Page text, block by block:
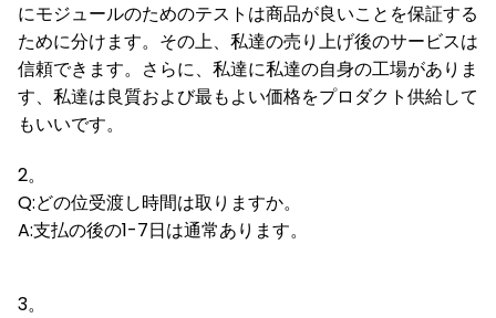
にモジュールのためのテストは商品が良いことを保証する
ために分けます。その上、私達の売り上げ後のサービスは
信頼できます。さらに、私達に私達の自身の工場がありま
す、私達は良質および最もよい価格をプロダクト供給して
もいいです。
2。
Q:どの位受渡し時間は取りますか。
A:支払の後の1-7日は通常あります。
3。